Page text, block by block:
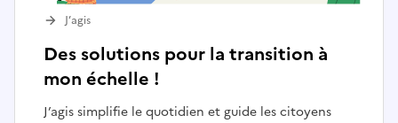
Des solutions pour la transition à
mon échelle !
J’agis simplifie le quotidien et guide les citoyens
J’agis